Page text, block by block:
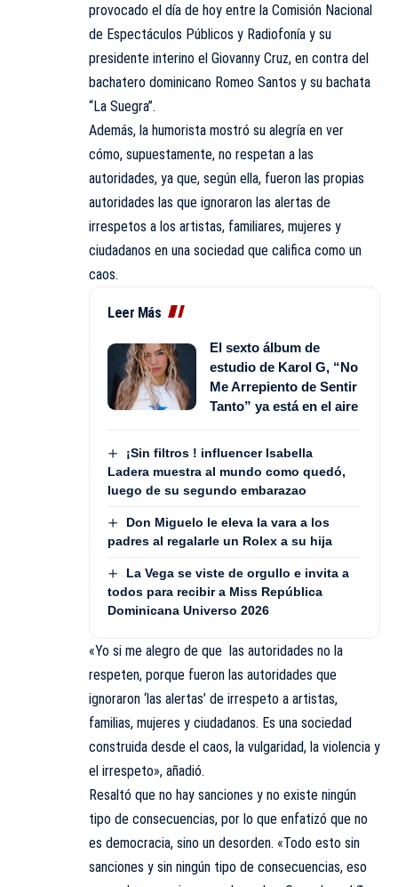
provocado el día de hoy entre la Comisión Nacional
de Espectáculos Públicos y Radiofonía y su
presidente interino el Giovanny Cruz, en contra del
bachatero dominicano Romeo Santos y su bachata
“La Suegra”.
Además, la humorista mostró su alegría en ver
cómo, supuestamente, no respetan a las
autoridades, ya que, según ella, fueron las propias
autoridades las que ignoraron las alertas de
irrespetos a los artistas, familiares, mujeres y
ciudadanos en una sociedad que califica como un
caos.
Leer Más
El sexto álbum de
estudio de Karol G, “No
Me Arrepiento de Sentir
Tanto” ya está en el aire
¡Sin filtros ! influencer Isabella
Ladera muestra al mundo como quedó,
luego de su segundo embarazao
Don Miguelo le eleva la vara a los
padres al regalarle un Rolex a su hija
La Vega se viste de orgullo e invita a
todos para recibir a Miss República
Dominicana Universo 2026
«Yo si me alegro de que las autoridades no la
respeten, porque fueron las autoridades que
ignoraron ‘las alertas’ de irrespeto a artistas,
familias, mujeres y ciudadanos. Es una sociedad
construida desde el caos, la vulgaridad, la violencia y
el irrespeto», añadió.
Resaltó que no hay sanciones y no existe ningún
tipo de consecuencias, por lo que enfatizó que no
es democracia, sino un desorden. «Todo esto sin
sanciones y sin ningún tipo de consecuencias, eso